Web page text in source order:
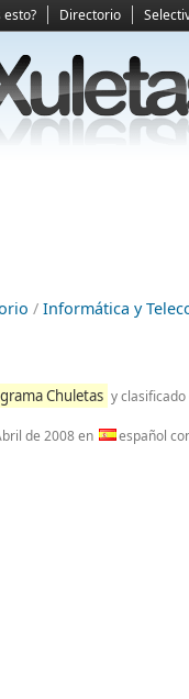
esto? Directorio
/ Informática y
Chuletas y clasificado
de 2008en español